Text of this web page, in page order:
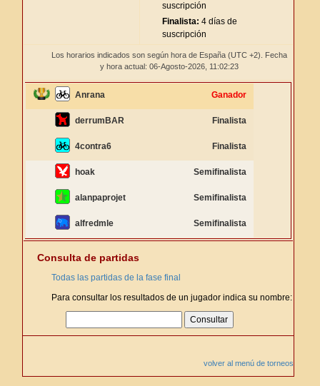
suscripción
Finalista: 4 días de
suscripción
Los horarios indicados son según hora de España (UTC +2). Fecha
y hora actual: 06-Agosto-2026, 11:02:23
Anrana Ganador
derrumBAR Finalista
4contra6 Finalista
hoak Semifinalista
alanpaprojet Semifinalista
alfredmle Semifinalista
Consulta de partidas
Todas las partidas de la fase final
Para consultar los resultados de un jugador indica su nombre:
volver al menú de torneos